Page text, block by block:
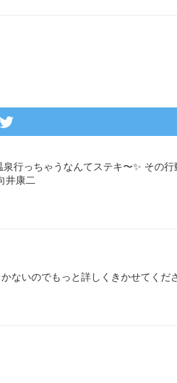
っちゃうなんてステキ〜✨ その行
井康二
ないのでもっと詳しくきかせてくだ